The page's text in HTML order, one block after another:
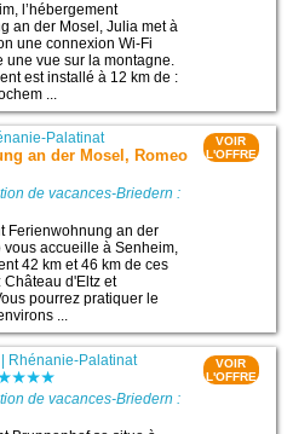
l’hébergement
an der Mosel, Julia met à
une connexion Wi-Fi
une vue sur la montagne.
est installé à 12 km de :
...
Palatinat
an der Mosel, Romeo
de vacances-Briedern :
Ferienwohnung an der
vous accueille à Senheim,
42 km et 46 km de ces
Château d'Eltz et
pourrez pratiquer le
...
VOIR
L'OFFRE
| Rhénanie-Palatinat
de vacances-Briedern :
VOIR
L'OFFRE